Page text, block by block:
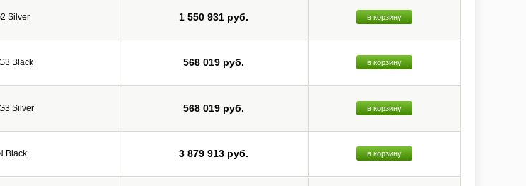
Silver 1 550 931 руб. в корзину
Black 568 019 руб. в корзину
Silver 568 019 руб. в корзину
Black 3 879 913 руб. в корзину